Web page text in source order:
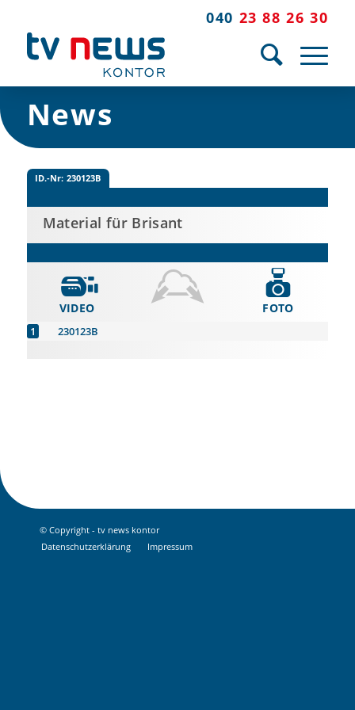
040 23 88 26 30
News
ID.-Nr: 230123B
Material für Brisant
VIDEO
230123B
FOTO
© Copyright - tv news kontor
Datenschutz­erklärung
Impressum